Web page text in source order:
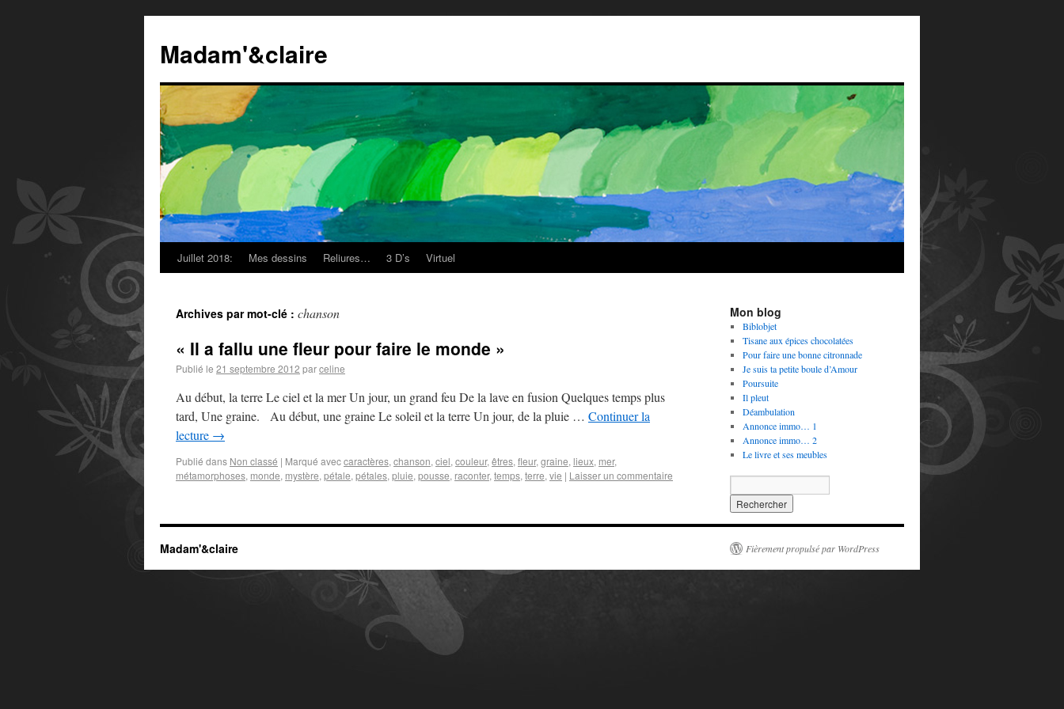
Madam'&claire
Juillet 2018: Mes dessins Reliures… 3 D’s Virtuel
Archives par mot-clé : chanson
« Il a fallu une fleur pour faire le monde »
Publié le 21 septembre 2012 parceline
Au début, la terre Le ciel et la mer Un jour, un grand feu De la lave en fusion Quelques temps plus
tard, Une graine. Au début, une graine Le soleil et la terre Un jour, de la pluie … Continuer la
lecture →
Publié dans Non classé | Marqué aveccaractères, chanson, ciel, couleur, êtres, fleur, graine, lieux, mer,
métamorphoses, monde, mystère, pétale, pétales, pluie, pousse, raconter, temps, terre, vie | Laisser un commentaire
Mon blog
Biblobjet
Tisane aux épices chocolatées
Pour faire une bonne citronnade
Je suis ta petite boule d’Amour
Poursuite
Il pleut
Déambulation
Annonce immo… 1
Annonce immo… 2
Le livre et ses meubles
Madam'&claire Fièrement propulsé par WordPress